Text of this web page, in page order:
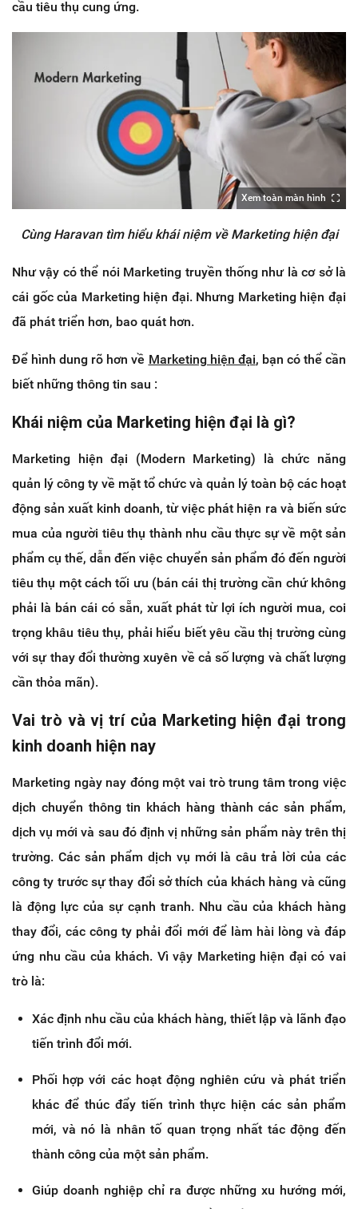
cầu tiêu thụ cung ứng.
Xem toàn màn hình
Cùng Haravan tìm hiểu khái niệm về Marketing hiện đại
Như vậy có thể nói Marketing truyền thống như là cơ sở là
cái gốc của Marketing hiện đại. Nhưng Marketing hiện đại
đã phát triển hơn, bao quát hơn.
Để hình dung rõ hơn về Marketing hiện đại, bạn có thể cần
biết những thông tin sau :
Khái niệm của Marketing hiện đại là gì?
Marketing hiện đại (Modern Marketing) là chức năng
quản lý công ty về mặt tổ chức và quản lý toàn bộ các hoạt
động sản xuất kinh doanh, từ việc phát hiện ra và biến sức
mua của người tiêu thụ thành nhu cầu thực sự về một sản
phẩm cụ thế, dẫn đến việc chuyển sản phẩm đó đến người
tiêu thụ một cách tối ưu (bán cái thị trường cần chứ không
phải là bán cái có sẵn, xuất phát từ lợi ích người mua, coi
trọng khâu tiêu thụ, phải hiểu biết yêu cầu thị trường cùng
với sự thay đổi thường xuyên về cả số lượng và chất lượng
cần thỏa mãn).
Vai trò và vị trí của Marketing hiện đại trong
kinh doanh hiện nay
Marketing ngày nay đóng một vai trò trung tâm trong việc
dịch chuyển thông tin khách hàng thành các sản phẩm,
dịch vụ mới và sau đó định vị những sản phẩm này trên thị
trường. Các sản phẩm dịch vụ mới là câu trả lời của các
công ty trước sự thay đổi sở thích của khách hàng và cũng
là động lực của sự cạnh tranh. Nhu cầu của khách hàng
thay đổi, các công ty phải đổi mới để làm hài lòng và đáp
ứng nhu cầu của khách. Vì vậy Marketing hiện đại có vai
trò là:
Xác định nhu cầu của khách hàng, thiết lập và lãnh đạo
tiến trình đổi mới.
Phối hợp với các hoạt động nghiên cứu và phát triển
khác để thúc đẩy tiến trình thực hiện các sản phẩm
mới, và nó là nhân tố quan trọng nhất tác động đến
thành công của một sản phẩm.
Giúp doanh nghiệp chỉ ra được những xu hướng mới,